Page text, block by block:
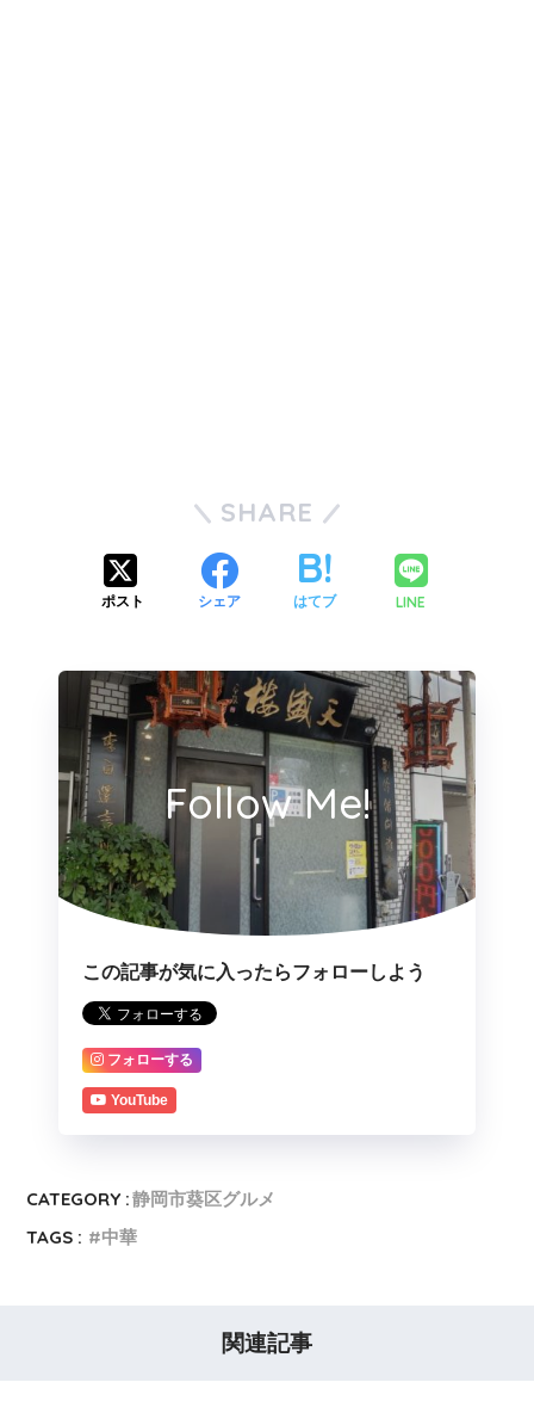
SHARE
ポスト シェア はてブ LINE
Follow Me!
この記事が気に入ったらフォローしよう
フォローする
YouTube
CATEGORY :静岡市葵区グルメ
TAGS :
中華
関連記事